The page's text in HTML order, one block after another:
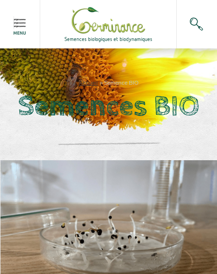
Accueil>Semence BIO
Semences BIO